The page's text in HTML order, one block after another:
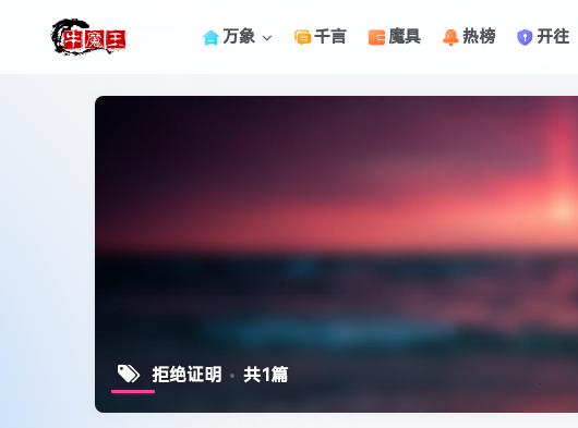
万象 千言 魔具 热榜 开往
拒绝证明 共1篇